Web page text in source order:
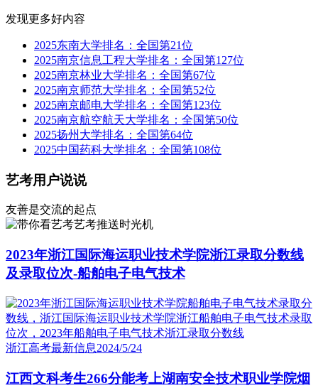
发现更多好内容
2025东南大学排名：全国第21位
2025南京信息工程大学排名：全国第127位
2025南京林业大学排名：全国第67位
2025南京师范大学排名：全国第52位
2025南京邮电大学排名：全国第123位
2025南京航空航天大学排名：全国第50位
2025扬州大学排名：全国第64位
2025中国药科大学排名：全国第108位
艺考用户说说
友善是交流的起点
艺考推送时光机
2023年浙江国际海运职业技术学院浙江录取分数线
及录取位次-船舶电子电气技术
浙江高考最新信息2024/5/24
江西文科考生266分能考上湖南安全技术职业学院烟